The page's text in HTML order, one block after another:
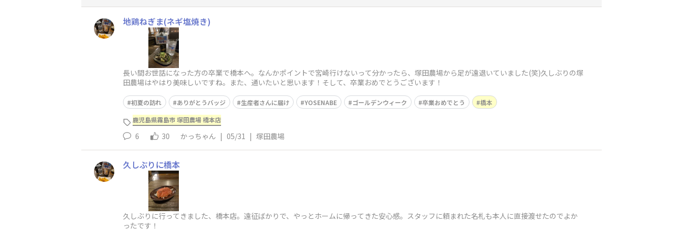
地鶏ねぎま(ネギ塩焼き)
長い間お世話になった方の卒業で橋本へ。なんかポイントで宮崎行けないって分かったら、塚田農場から足が遠退いていました(笑)久しぶりの塚
田農場はやはり美味しいですね。また、通いたいと思います！そして、卒業おめでとうございます！
初夏の訪れ ありがとうバッジ 生産者さんに届け YOSENABE ゴールデンウィーク 卒業おめでとう 橋本
鹿児島県霧島市 塚田農場 橋本店
6 30 かっちゃん | 05/31 | 塚田農場
久しぶりに橋本
久しぶりに行ってきました、橋本店。遠征ばかりで、やっとホームに帰ってきた安心感。スタッフに頼まれた名札も本人に直接渡せたのでよか
ったです！